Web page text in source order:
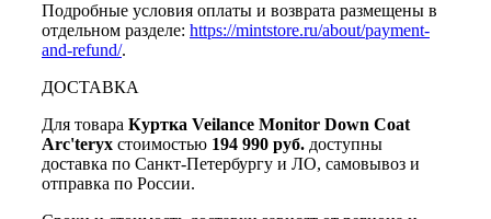
Подробные условия оплаты и возврата размещены в
отдельном разделе: https://mintstore.ru/about/payment-
and-refund/.
ДОСТАВКА
Для товара Куртка Veilance Monitor Down Coat
Arc'teryx стоимостью 194 990 руб. доступны
доставка по Санкт-Петербургу и ЛО, самовывоз и
отправка по России.